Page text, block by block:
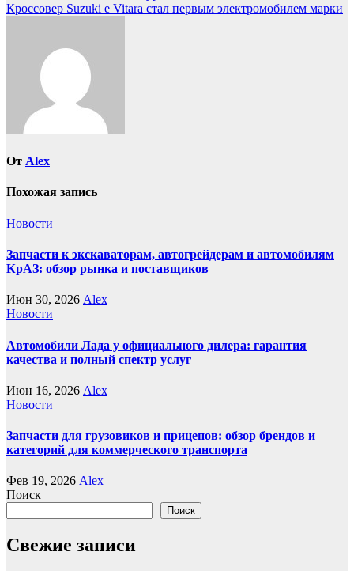
Кроссовер Suzuki e Vitara стал первым электромобилем марки
От Alex
Похожая запись
Новости
Запчасти к экскаваторам, автогрейдерам и автомобилям
КрАЗ: обзор рынка и поставщиков
Июн 30, 2026 Alex
Новости
Автомобили Лада у официального дилера: гарантия
качества и полный спектр услуг
Июн 16, 2026 Alex
Новости
Запчасти для грузовиков и прицепов: обзор брендов и
категорий для коммерческого транспорта
Фев 19, 2026 Alex
Поиск
Поиск
Свежие записи